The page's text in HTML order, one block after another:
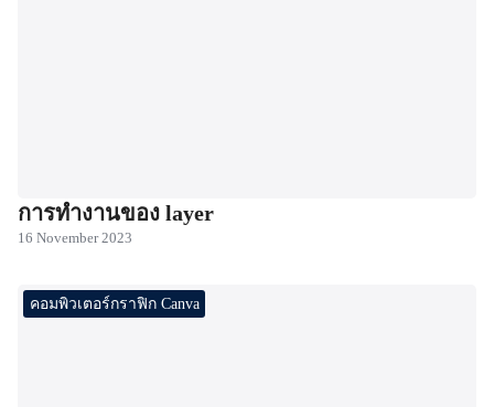
การทำงานของ layer
16 November 2023
คอมพิวเตอร์กราฟิก Canva